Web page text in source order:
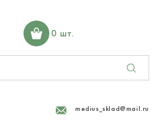
0 шт.
medius_sklad@mail.ru